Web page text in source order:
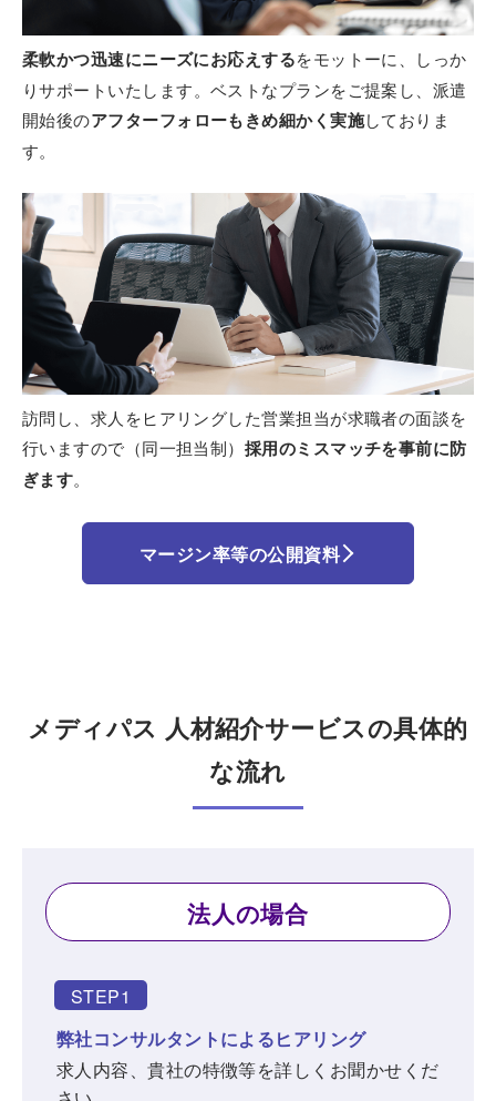
柔軟かつ迅速にニーズにお応えするをモットーに、しっか
りサポートいたします。 ベストなプランをご提案し、 派遣
開始後のアフターフォローもきめ細かく実施しておりま
す。
訪問し、求人をヒアリングした営業担当が求職者の面談を
行いますので（同一担当制） 採用のミスマッチを事前に防
ぎます。
マージン率等の公開資料
メディパス 人材紹介サービスの具体的
な流れ
法人の場合
STEP1
弊社コンサルタントによるヒアリング
求人内容、貴社の特徴等を詳しくお聞かせくだ